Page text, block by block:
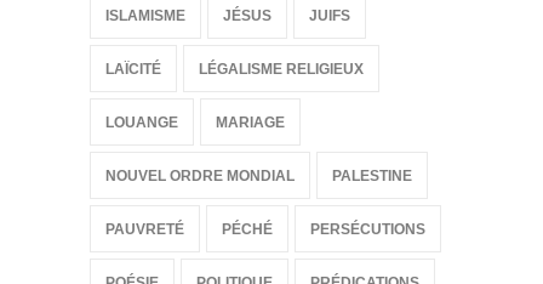
ISLAMISME JÉSUS JUIFS
LAÏCITÉ LÉGALISME RELIGIEUX
LOUANGE MARIAGE
NOUVEL ORDRE MONDIAL PALESTINE
PAUVRETÉ PÉCHÉ PERSÉCUTIONS